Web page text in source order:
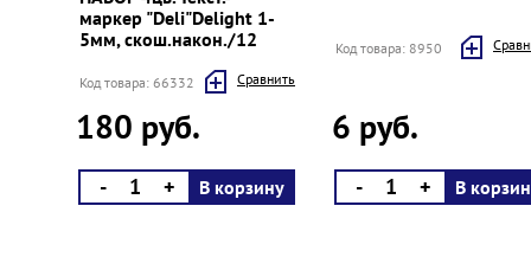
маркер "Deli"Delight 1-
5мм, скош.након./12
Код товара: 66332 Cравнить
180 руб.
- + В корзину
Код товара: 8950
6 руб.
- + В